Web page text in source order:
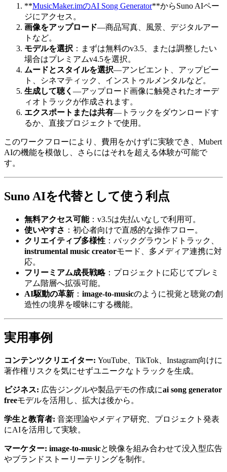
**MusicMaker.imのAI Song Generator**からSuno AIペー
ジにアクセス。
画像をアップロード—商品写真、風景、デジタルアー
トなど。
モデルを選択 ：まずは無料のv3.5、または調整したい
場合はプレミアムv4.5を選択。
ムードとスタイルを選択—アンビエント、アップビー
ト、シネマティック、インストゥルメンタルなど。
生成して聴く —アップロード画像に触発されたオーデ
ィオトラックが作成されます。
エクスポートまたは共有—トラックをダウンロードす
るか、直接プロジェクトで使用。
このワークフローにより、費用をかけずに実験でき、Mubert
AIの機能を模倣し、さらにはそれを超える体験が可能で
す。
Suno AIを代替として使う利点
無料アクセス可能：v3.5は先払いなしで利用可。
使いやすさ ：初心者向けで直感的な操作フロー。
クリエイティブ多様性 ：バックグラウンドトラック、
instrumental music creatorモード、多メディア連携に対
応。
フリーミアム成長戦略：プロジェクトに応じてプレミ
アム階層へ拡張可能。
AI駆動の革新 ： image-to-musicのように視覚と聴覚の創
造性の境界を曖昧にする機能。
実用事例
コンテンツクリエイター: YouTube、TikTok、Instagram向けに
著作権リスクを気にせずユニークなトラックを生成。
ビジネス: 広告ジングルや製品デモの作成にai song generator
freeモデルを活用し、拡大は後から。
学生と教育者: 音楽理論やメディア研究、プロジェクト発表
にAIを活用して実験。
マーケター: image-to-musicと映像を組み合わせて没入型広告
やブランドストーリーテリングを制作。